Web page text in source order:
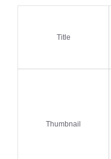
Title
Thumbnail